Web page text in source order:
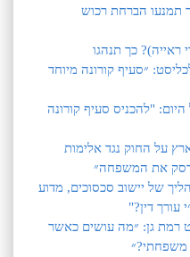
תמנעו הברחת רכוש
ראייה)? כך תנהגו
״סעיף קורונה מיוחד
"להכניס סעיף קורונה
על החוק נגד אלימות
את המשפחה״
של יישוב סכסוכים, מדוע
עורך דין?"
רמת גן: ״מה עושים כאשר
משפחתי?״